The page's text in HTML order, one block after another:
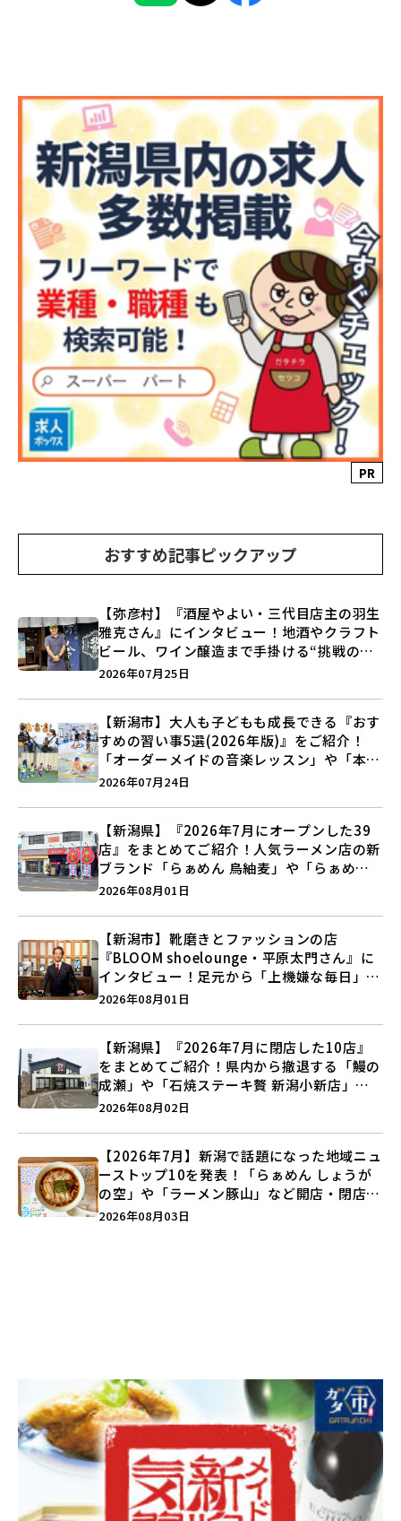
PR
おすすめ記事ピックアップ
【弥彦村】『酒屋やよい・三代目店主の羽生
雅克さん』にインタビュー！地酒やクラフト
ビール、ワイン醸造まで手掛ける“挑戦の歴
史”に迫る♪
2026年07月25日
【新潟市】大人も子どもも成長できる『おす
すめの習い事5選(2026年版)』をご紹介！
「オーダーメイドの音楽レッスン」や「本格
キックボクシング」で新しい自分を見つけよ
2026年07月24日
【新潟県】『2026年7月にオープンした39
店』をまとめてご紹介！人気ラーメン店の新
ブランド「らぁめん 鳥紬麦」や「らぁめん
しょうがの空」など盛りだくさん♪
2026年08月01日
【新潟市】靴磨きとファッションの店
『BLOOM shoelounge・平原太門さん』に
インタビュー！足元から「上機嫌な毎日」を
つくる装いの提案とは？
2026年08月01日
【新潟県】『2026年7月に閉店した10店』
をまとめてご紹介！県内から撤退する「鰻の
成瀬」や「石焼ステーキ贅 新潟小新店」が
営業に幕…。
2026年08月02日
【2026年7月】新潟で話題になった地域ニュ
ーストップ10を発表！「らぁめん しょうが
の空」や「ラーメン豚山」など開店・閉店の
注目記事をランキングでご紹介♪
2026年08月03日